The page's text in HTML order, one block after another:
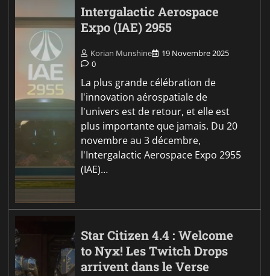
Intergalactic Aerospace
Expo (IAE) 2955
Korian Munshine
19 Novembre 2025
0
La plus grande célébration de
l'innovation aérospatiale de
l'univers est de retour, et elle est
plus importante que jamais. Du 20
novembre au 3 décembre,
l'Intergalactic Aerospace Expo 2955
(IAE)…
Star Citizen 4.4 : Welcome
to Nyx! Les Twitch Drops
arrivent dans le Verse